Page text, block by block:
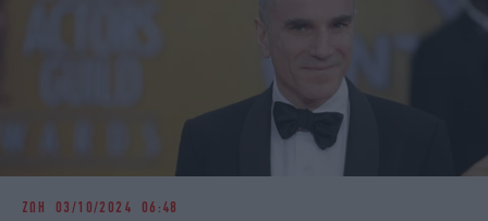
ΖΩΗ 03/10/2024 06:48